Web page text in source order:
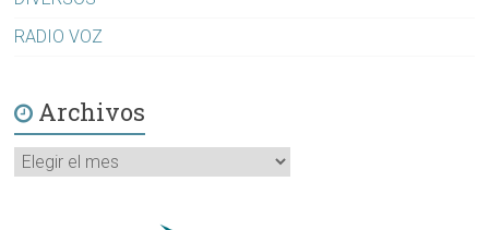
RADIO VOZ
Archivos
Archivos